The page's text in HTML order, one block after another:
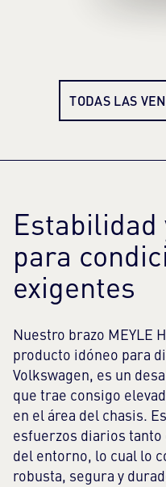
TODAS LAS
Estabilidad
para
exigentes
Nuestro brazo MEYLE
producto idóneo para
Volkswagen, es un
que trae consigo
en el área del chasis.
esfuerzos diarios
del entorno, lo cual lo
robusta, segura y